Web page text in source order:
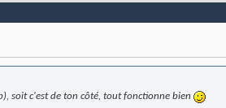
soit c'est de ton côté, tout fonctionne bien